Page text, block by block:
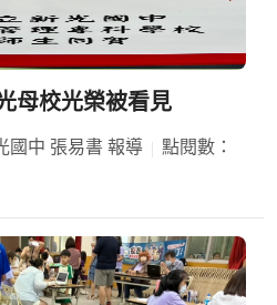
母校光榮被看見
國中 張易書 報導
點閱數：